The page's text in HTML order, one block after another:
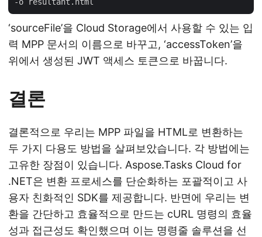
‘sourceFile’을 Cloud Storage에서 사용할 수 있는 입
력 MPP 문서의 이름으로 바꾸고, ‘accessToken’을
위에서 생성된 JWT 액세스 토큰으로 바꿉니다.
결론
결론적으로 우리는 MPP 파일을 HTML로 변환하는
두 가지 다용도 방법을 살펴보았습니다. 각 방법에는
고유한 장점이 있습니다. Aspose.Tasks Cloud for
.NET은 변환 프로세스를 단순화하는 포괄적이고 사
용자 친화적인 SDK를 제공합니다. 반면에 우리는 변
환을 간단하고 효율적으로 만드는 cURL 명령의 효율
성과 접근성도 확인했으며 이는 명령줄 솔루션을 선